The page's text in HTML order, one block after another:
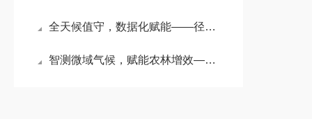
全天候值守，数据化赋能——径流场泥沙含量在线监测系统守护水土安全
智测微域气候，赋能农林增效——农林小气候监测系统的应用与价值